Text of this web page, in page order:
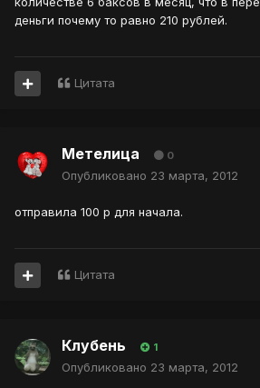
деньги почему то равно 210 рублей.
Цитата
Метелица 0
Опубликовано 23 марта, 2012
отправила 100 р для начала.
Цитата
Клубень 1
Опубликовано 23 марта, 2012